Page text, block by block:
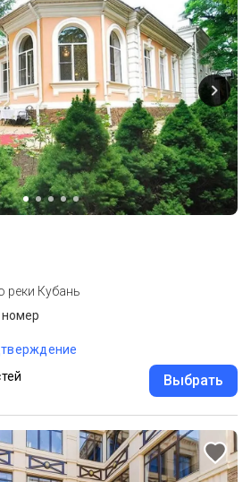
реки Кубань
номер
Выбрать